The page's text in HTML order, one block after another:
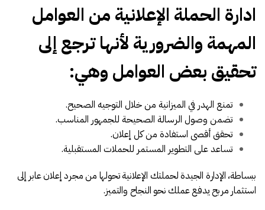
ادارة الحملة الإعلانية من العوامل
المهمة والضرورية لأنها ترجع إلى
تحقيق بعض العوامل وهي:
تمنع الهدر في الميزانية من خلال التوجيه الصحيح.
تضمن وصول الرسالة الصحيحة للجمهور المناسب.
تحقق أقصى استفادة من كل إعلان.
تساعد على التطوير المستمر للحملات المستقبلية.
ببساطة، الإدارة الجيدة لحملتك الإعلانية تحولها من مجرد إعلان عابر إلى
استثمار مربح يدفع عملك نحو النجاح والتميز.